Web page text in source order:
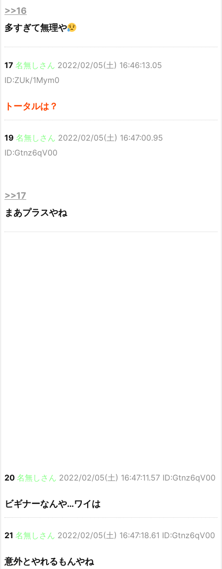
>>16
多すぎて無理や
17 名無しさん 2022/02/05(土) 16:46:13.05
ID:ZUk/1Mym0
トータルは？
19 名無しさん 2022/02/05(土) 16:47:00.95
ID:Gtnz6qV00
>>17
まあプラスやね
20 名無しさん 2022/02/05(土) 16:47:11.57 ID:Gtnz6qV00
ビギナーなんや…ワイは
21 名無しさん 2022/02/05(土) 16:47:18.61 ID:Gtnz6qV00
意外とやれるもんやね